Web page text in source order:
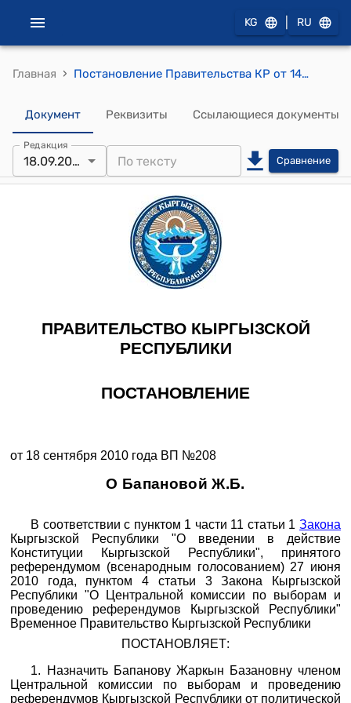
KG RU
Главная › Постановление Правительства КР от 14 июня 2010 года №208 "О Бапановой Ж.Б."
Документ Реквизиты Ссылающиеся документы
Редакция
18.09.2010 Сравнение